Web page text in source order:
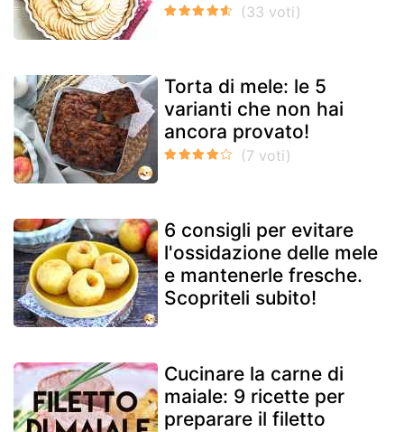
Torta di mele: le 5
varianti che non hai
ancora provato!
6 consigli per evitare
l'ossidazione delle mele
e mantenerle fresche.
Scopriteli subito!
Cucinare la carne di
maiale: 9 ricette per
preparare il filetto